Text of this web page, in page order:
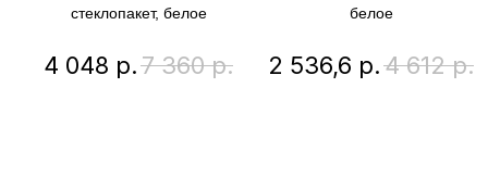
стеклопакет, белое
4 048 р.7 360 р.
белое
2 536,6 р.4 612 р.